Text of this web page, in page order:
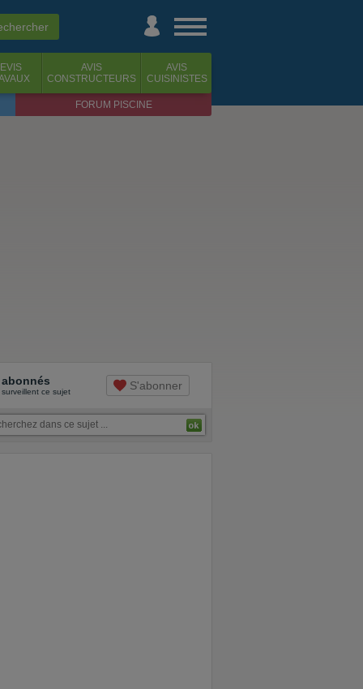
AVIS
CONSTRUCTEURS
AVIS
CUISINISTES
FORUM PISCINE
abonnés
surveillent ce sujet S'abonner